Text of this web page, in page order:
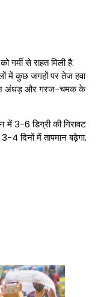
गर्मी से राहत मिली है.
में कुछ जगहों पर तेज हवा
अंधड़ और गरज-चमक के
में 3-6 डिग्री की गिरावट
4 दिनों में तापमान बढ़ेगा.